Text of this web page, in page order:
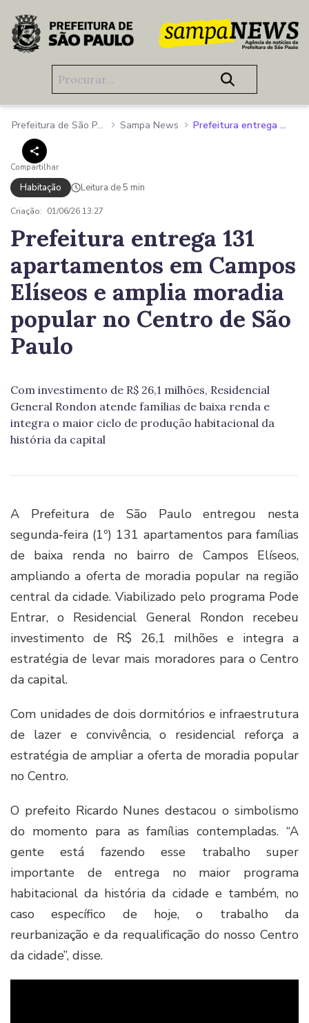
Pular para o Conteúdo principal
Prefeitura de São Paulo Sampa News Prefeitura entrega 131 apartamentos em Campos Elíseos e amplia moradia popular no Centro de São Paulo
Compartilhar
Habitação Leitura de 5 min
Criação: 01/06/26 13:27
Prefeitura entrega 131
apartamentos em Campos
Elíseos e amplia moradia
popular no Centro de São
Paulo
Com investimento de R$ 26,1 milhões, Residencial
General Rondon atende famílias de baixa renda e
integra o maior ciclo de produção habitacional da
história da capital
A Prefeitura de São Paulo entregou nesta
segunda-feira (1º) 131 apartamentos para famílias
de baixa renda no bairro de Campos Elíseos,
ampliando a oferta de moradia popular na região
central da cidade. Viabilizado pelo programa Pode
Entrar, o Residencial General Rondon recebeu
investimento de R$ 26,1 milhões e integra a
estratégia de levar mais moradores para o Centro
da capital.
Com unidades de dois dormitórios e infraestrutura
de lazer e convivência, o residencial reforça a
estratégia de ampliar a oferta de moradia popular
no Centro.
O prefeito Ricardo Nunes destacou o simbolismo
do momento para as famílias contempladas. “A
gente está fazendo esse trabalho super
importante de entrega no maior programa
habitacional da história da cidade e também, no
caso específico de hoje, o trabalho da
reurbanização e da requalificação do nosso Centro
da cidade”, disse.